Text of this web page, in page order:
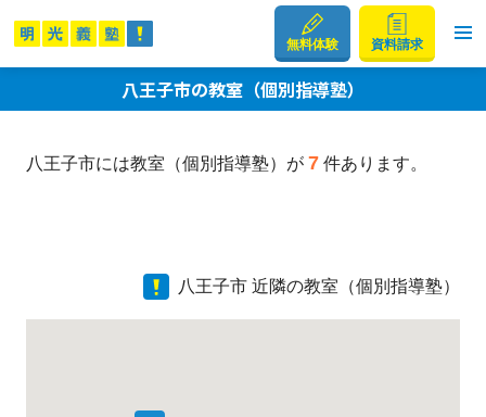
無料体験 資料請求
八王子市の教室（個別指導塾）
八王子市には教室（個別指導塾）が 7件あります。
八王子市 近隣の教室（個別指導塾）